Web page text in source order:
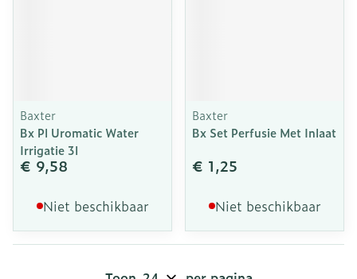
Baxter
Bx Pl Uromatic Water
Irrigatie 3l
€ 9,58
Niet beschikbaar
Baxter
Bx Set Perfusie Met Inlaat
€ 1,25
Niet beschikbaar